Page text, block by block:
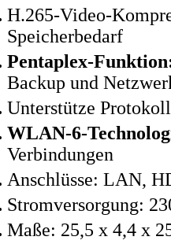
H.265-Video-
Speicherbedarf
Pentaplex-
Backup und
Unterstütze
WLAN-6-
Verbindungen
Anschlüsse: LAN,
Stromversorgung:
Maße: 25,5 x 4,4 x